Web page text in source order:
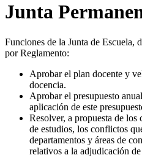
Junta
Funciones de la Junta de Escuela,
por Reglamento:
Aprobar el plan docente y
docencia.
Aprobar el presupuesto
aplicación de este
Resolver, a propuesta de
de estudios, los conflictos
departamentos y áreas de
relativos a la adjudicación